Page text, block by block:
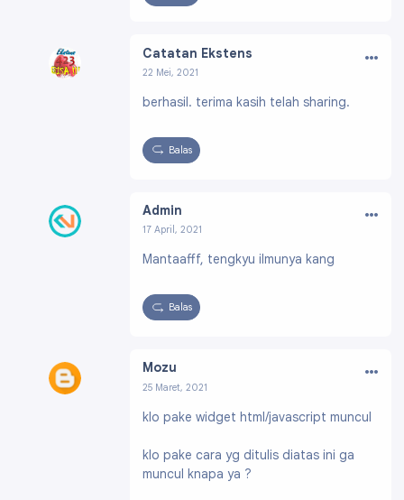
Catatan Ekstens
22 Mei, 2021
5199736475985078
…
berhasil. terima kasih telah sharing.
Balas
Admin
17 April, 2021
4209177269079140
…
Mantaafff, tengkyu ilmunya kang
Balas
Mozu
25 Maret, 2021
279653354976812
…
klo pake widget html/javascript muncul
klo pake cara yg ditulis diatas ini ga
muncul knapa ya ?